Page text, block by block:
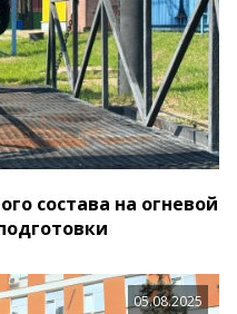
состава на огневой
05.08.2025